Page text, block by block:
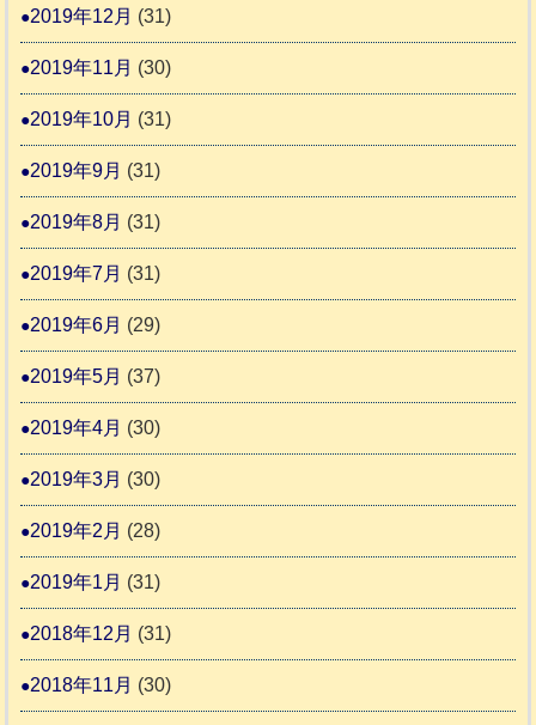
2019年12月 (31)
2019年11月 (30)
2019年10月 (31)
2019年9月 (31)
2019年8月 (31)
2019年7月 (31)
2019年6月 (29)
2019年5月 (37)
2019年4月 (30)
2019年3月 (30)
2019年2月 (28)
2019年1月 (31)
2018年12月 (31)
2018年11月 (30)